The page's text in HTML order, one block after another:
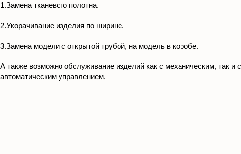
1.Замена тканевого полотна.
2.Укорачивание изделия по ширине.
3.Замена модели с открытой трубой, на модель в коробе.
А также возможно обслуживание изделий как с механическим, так и с
автоматическим управлением.